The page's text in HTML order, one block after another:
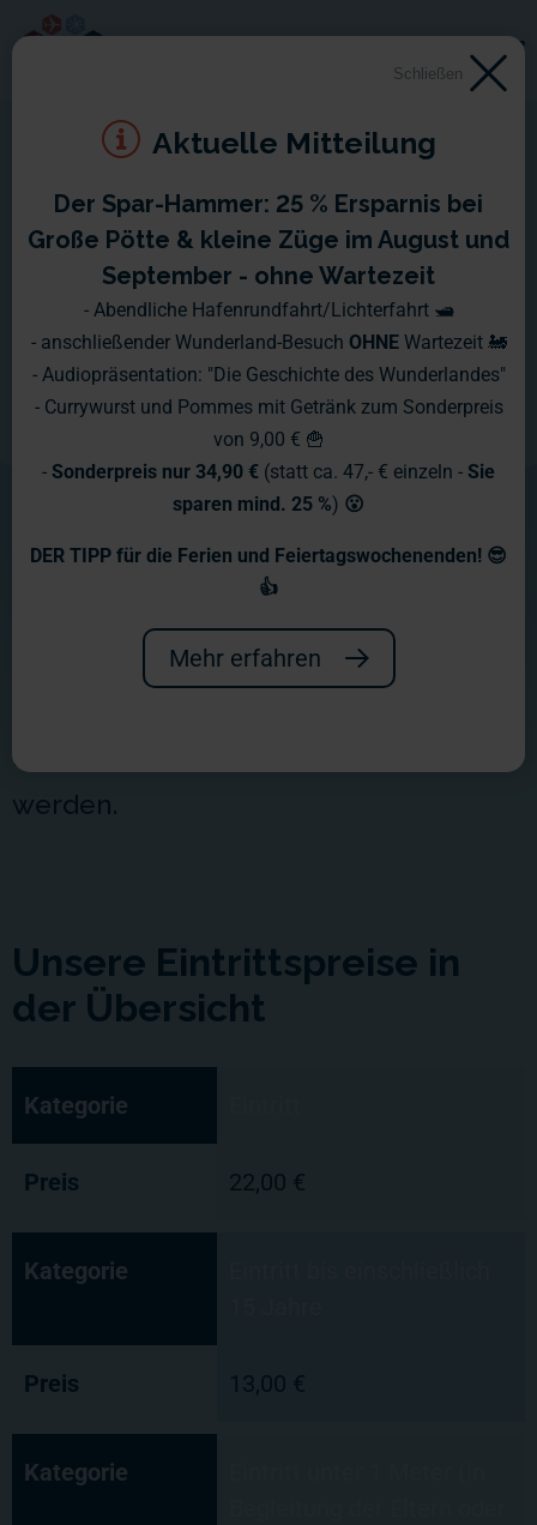
Preise
Sie am bestenTicketsim Vorwege
langen Wartezeiten gerechnet
werden.
Unsere Eintrittspreise in
der Übersicht
Kategorie
Preis 22,00 €
Kategorie
Preis 13,00 €
Kategorie
Schließen
Aktuelle Mitteilung
Der Spar-Hammer: 25 % Ersparnis bei
Große Pötte & kleine Züge im August und
September - ohne Wartezeit
- Abendliche Hafenrundfahrt/Lichterfahrt 🛥️
- anschließender Wunderland-Besuch OHNE Wartezeit 🚂
- Audiopräsentation: "Die Geschichte des Wunderlandes"
- Currywurst und Pommes mit Getränk zum Sonderpreis
von 9,00 € 🍟
- Sonderpreis nur 34,90 € (statt ca. 47,- € einzeln - Sie
sparen mind. 25 %) 😮
DER TIPP für die Ferien und Feiertagswochenenden! 😎
👍
Mehr erfahren